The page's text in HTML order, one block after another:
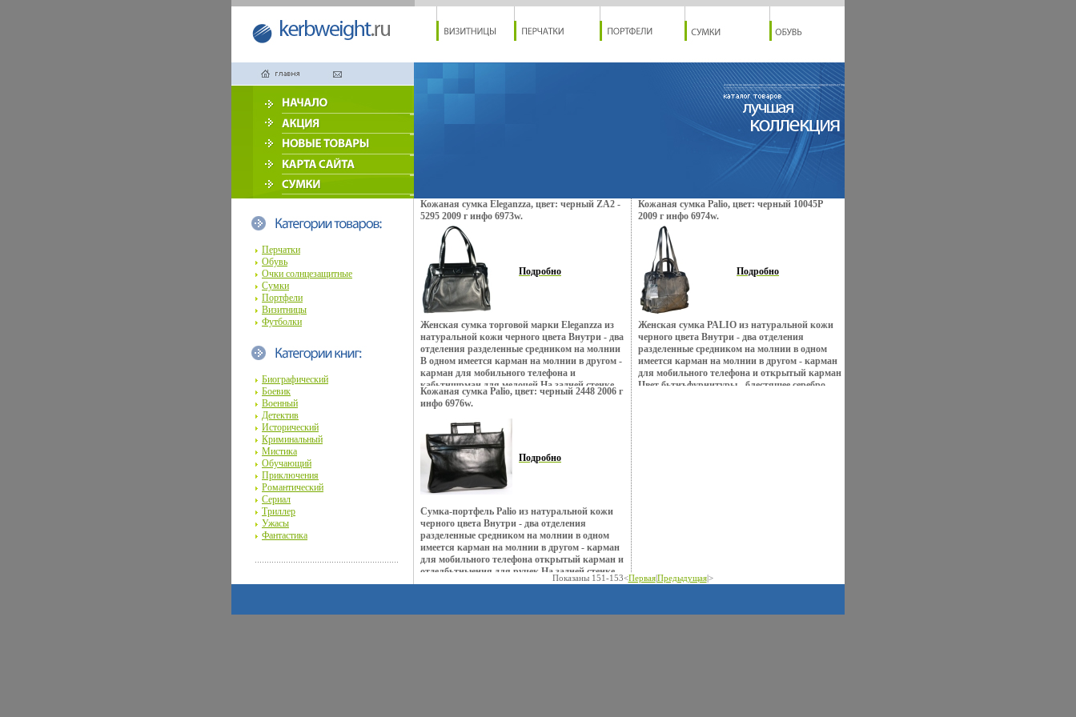
Перчатки
Обувь
Очки солнцезащитные
Сумки
Портфели
Визитницы
Футболки
Кожаная сумка Eleganzza, цвет: черный ZA2 -
5295 2009 г инфо 6973w.
Подробно
Женская сумка торговой марки Eleganzza из
натуральной кожи черного цвета Внутри - два
отделения разделенные средником на молнии
В одном имеется карман на молнии в другом -
карман для мобильного телефона и
кабьтнщрман для мелочей На задней стенке -
удобный кармашек на молнии Все молнии
пластиковые На дне имеются металлические
ножки Цвет фурнитуры - черненое серебро
Высота ручек - 20 см Артикул: ZA2 - 5295
Торговая марка: Eleganzza Цвет: черный
Размер: 38х10х26 .
Кожаная сумка Palio, цвет: черный 2448 2006 г
инфо 6976w.
Подробно
Сумка-портфель Palio из натуральной кожи
черного цвета Внутри - два отделения
разделенные средником на молнии в одном
имеется карман на молнии в другом - карман
для мобильного телефона открытый карман и
отделбьтныения для ручек На задней стенке
снаружи - удобный карман на молнии На
Кожаная сумка Palio, цвет: черный 10045P
2009 г инфо 6974w.
Подробно
Женская сумка PALIO из натуральной кожи
черного цвета Внутри - два отделения
разделенные средником на молнии в одном
имеется карман на молнии в другом - карман
для мобильного телефона и открытый карман
Цвет бьтнъфурнитуры - блестящее серебро
Показаны 151-153<Первая|Предыдущая|>
Биографический
Боевик
Военный
Детектив
Исторический
Криминальный
Мистика
Обучающий
Приключения
Романтический
Сериал
Триллер
Ужасы
Фантастика